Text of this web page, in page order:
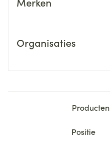
Organisaties
Producten
Sorteer op: